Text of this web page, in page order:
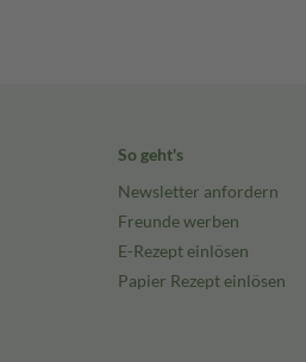
So geht's
Newsletter anfordern
Freunde werben
E-Rezept einlösen
Papier Rezept einlösen